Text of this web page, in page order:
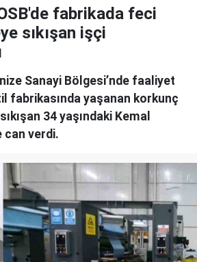
fabrikada feci
sıkışan işçi
Sanayi Bölgesi’nde faaliyet
fabrikasında yaşanan korkunç
34 yaşındaki Kemal
can verdi.